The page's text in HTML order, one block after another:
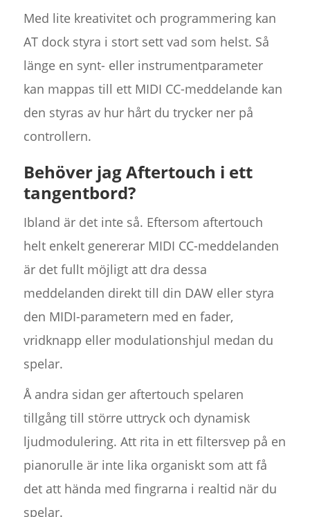
Med lite kreativitet och programmering kan
AT dock styra i stort sett vad som helst. Så
länge en synt- eller instrumentparameter
kan mappas till ett MIDI CC-meddelande kan
den styras av hur hårt du trycker ner på
controllern.
Behöver jag Aftertouch i ett
tangentbord?
Ibland är det inte så. Eftersom aftertouch
helt enkelt genererar MIDI CC-meddelanden
är det fullt möjligt att dra dessa
meddelanden direkt till din DAW eller styra
den MIDI-parametern med en fader,
vridknapp eller modulationshjul medan du
spelar.
Å andra sidan ger aftertouch spelaren
tillgång till större uttryck och dynamisk
ljudmodulering. Att rita in ett filtersvep på en
pianorulle är inte lika organiskt som att få
det att hända med fingrarna i realtid när du
spelar.